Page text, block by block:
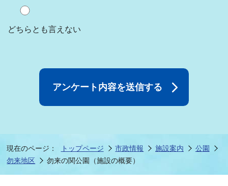
どちらとも言えない
現在のページ： トップページ 市政情報 施設案内
公園
勿来地区
勿来の関公園（施設の概要）